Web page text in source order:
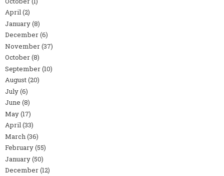
April(2)
January(8)
December(6)
November(37)
October(8)
September(10)
August(20)
July(6)
June (8)
May(17)
April(33)
March(36)
February(55)
January(50)
December(12)